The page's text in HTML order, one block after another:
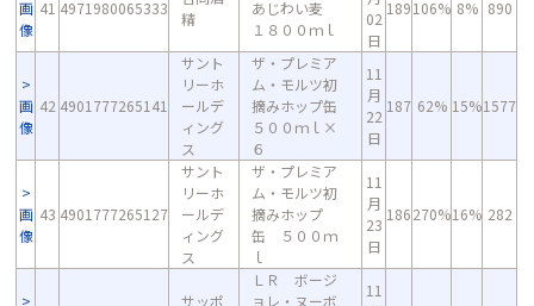
画
像
41 4971980065333
精
あじわい麦
１８００ｍｌ
02
日
189106% 8% 890
画
像
42 4901777265141
サント
リーホ
ールデ
ィング
ス
ザ・プレミア
ム・モルツ初
摘みホップ缶
５００ｍｌ×
６
11
月
22
日
187 62% 15%1577
画
像
43 4901777265127
サント
リーホ
ールデ
ィング
ス
ザ・プレミア
ム・モルツ初
摘みホップ
缶 ５００ｍ
ｌ
11
月
23
日
186270%16% 282
サッポ
ＬＲ ボージ
ョレ・ヌーボ
11